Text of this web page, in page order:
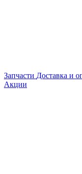
Запчасти Доставка и
Акции